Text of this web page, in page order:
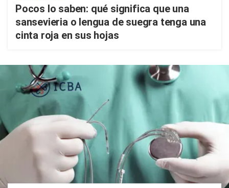
Pocos lo saben: qué significa que una
sansevieria o lengua de suegra tenga una
cinta roja en sus hojas